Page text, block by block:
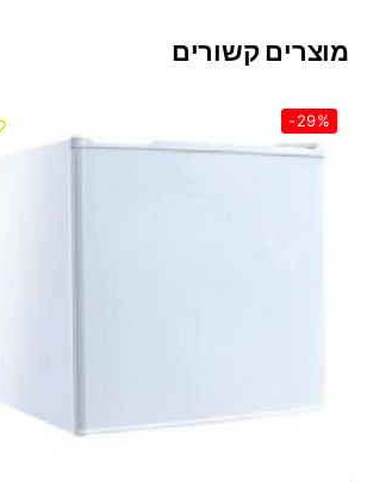
מוצרים קשורים
-29%